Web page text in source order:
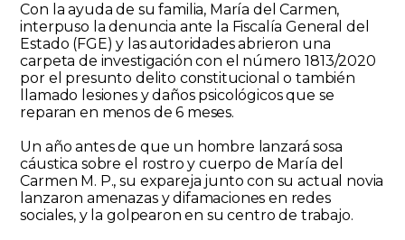
Con la ayuda de su familia, María del Carmen,
interpuso la denuncia ante la Fiscalía General del
Estado (FGE) y las autoridades abrieron una
carpeta de investigación con el número 1813/2020
por el presunto delito constitucional o también
llamado lesiones y daños psicológicos que se
reparan en menos de 6 meses.
Un año antes de que un hombre lanzará sosa
cáustica sobre el rostro y cuerpo de María del
Carmen M. P., su expareja junto con su actual novia
lanzaron amenazas y difamaciones en redes
sociales, y la golpearon en su centro de trabajo.